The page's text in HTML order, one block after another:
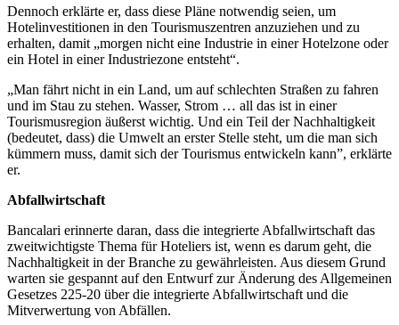
Dennoch erklärte er, dass diese Pläne notwendig seien, um
Hotelinvestitionen in den Tourismuszentren anzuziehen und zu
erhalten, damit „morgen nicht eine Industrie in einer Hotelzone oder
ein Hotel in einer Industriezone entsteht“.
„Man fährt nicht in ein Land, um auf schlechten Straßen zu fahren
und im Stau zu stehen. Wasser, Strom … all das ist in einer
Tourismusregion äußerst wichtig. Und ein Teil der Nachhaltigkeit
(bedeutet, dass) die Umwelt an erster Stelle steht, um die man sich
kümmern muss, damit sich der Tourismus entwickeln kann”, erklärte
er.
Abfallwirtschaft
Bancalari erinnerte daran, dass die integrierte Abfallwirtschaft das
zweitwichtigste Thema für Hoteliers ist, wenn es darum geht, die
Nachhaltigkeit in der Branche zu gewährleisten. Aus diesem Grund
warten sie gespannt auf den Entwurf zur Änderung des Allgemeinen
Gesetzes 225-20 über die integrierte Abfallwirtschaft und die
Mitverwertung von Abfällen.